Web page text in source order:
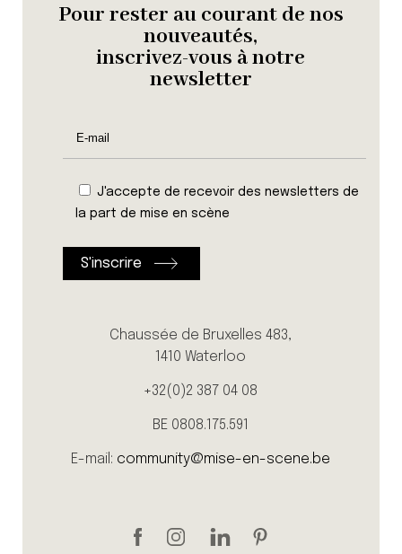
Pour rester au courant de nos
nouveautés,
inscrivez-vous à notre
newsletter
J'accepte de recevoir des newsletters de
la part de mise en scène
Chaussée de Bruxelles 483,
1410 Waterloo
+32(0)2 387 04 08
BE 0808.175.591
E-mail: community@mise-en-scene.be